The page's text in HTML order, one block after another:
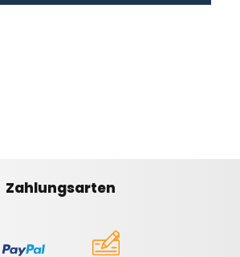
Zahlungsarten